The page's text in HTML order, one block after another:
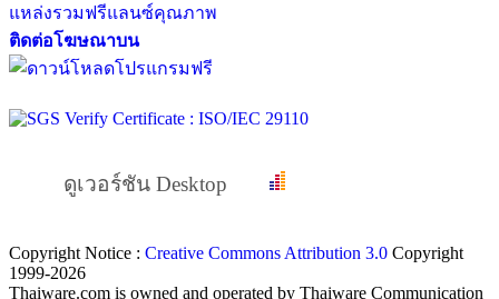
แหล่งรวมฟรีแลนซ์คุณภาพ
ติดต่อโฆษณาบน
ดูเวอร์ชัน Desktop
Copyright Notice : Creative Commons Attribution 3.0 Copyright
1999-2026
Thaiware.com is owned and operated by Thaiware Communication